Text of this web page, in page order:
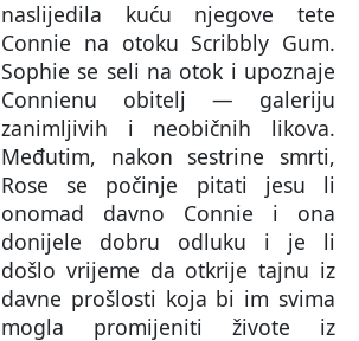
naslijedila kuću njegove tete
Connie na otoku Scribbly Gum.
Sophie se seli na otok i upoznaje
Connienu obitelj — galeriju
zanimljivih i neobičnih likova.
Međutim, nakon sestrine smrti,
Rose se počinje pitati jesu li
onomad davno Connie i ona
donijele dobru odluku i je li
došlo vrijeme da otkrije tajnu iz
davne prošlosti koja bi im svima
mogla promijeniti živote iz